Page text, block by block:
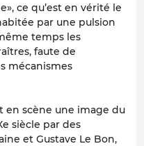
ce qu’est en vérité le
par une pulsion
temps les
faute de
mécanismes
en scène une image du
siècle par des
et Gustave Le Bon,